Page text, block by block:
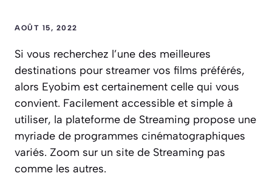
AOÛT 15, 2022
Si vous recherchez l’une des meilleures
destinations pour streamer vos films préférés,
alors Eyobim est certainement celle qui vous
convient. Facilement accessible et simple à
utiliser, la plateforme de Streaming propose une
myriade de programmes cinématographiques
variés. Zoom sur un site de Streaming pas
comme les autres.